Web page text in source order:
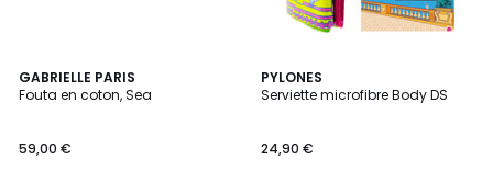
GABRIELLE PARIS
Fouta en coton, Sea
59,00 €
PYLONES
Serviette microfibre Body DS
24,90 €